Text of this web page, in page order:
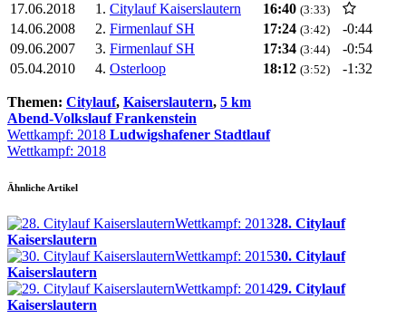
17.06.2018
1. Citylauf Kaiserslautern 16:40 (3:33)
14.06.2008 2. Firmenlauf SH 17:24 (3:42)
-0:44
09.06.2007
3. Firmenlauf SH 17:34 (3:44)
-0:54
05.04.2010
4. Osterloop 18:12 (3:52) -1:32
Themen: Citylauf, Kaiserslautern, 5 km
Abend-Volkslauf Frankenstein
Wettkampf: 2018 Ludwigshafener Stadtlauf
Wettkampf: 2018
Ähnliche Artikel
Wettkampf: 201328. Citylauf
Kaiserslautern
Wettkampf: 201530. Citylauf
Kaiserslautern
Wettkampf: 201429. Citylauf
Kaiserslautern